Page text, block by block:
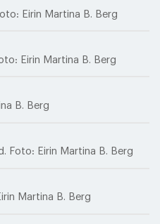
Eirin Martina B. Berg
Eirin Martina B. Berg
B. Berg
Foto: Eirin Martina B. Berg
Martina B. Berg